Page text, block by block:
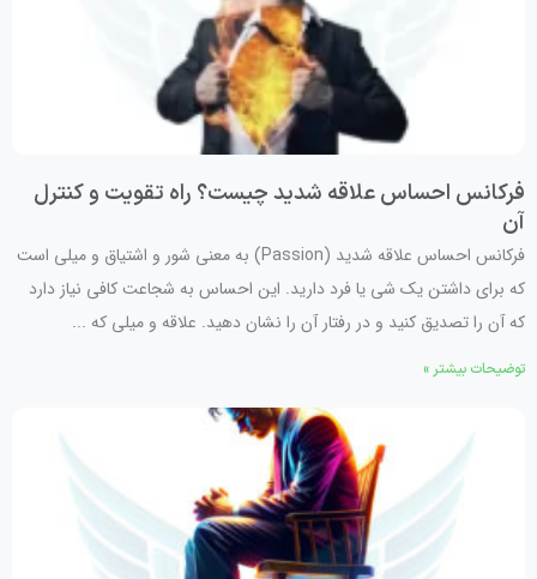
فرکانس احساس علاقه شدید چیست؟ راه تقویت و کنترل
آن
فرکانس احساس علاقه شدید (Passion) به معنی شور و اشتیاق و میلی است
که برای داشتن یک شی یا فرد دارید. این احساس به شجاعت کافی نیاز دارد
که آن را تصدیق کنید و در رفتار آن را نشان دهید. علاقه و میلی که ...
توضیحات بیشتر »